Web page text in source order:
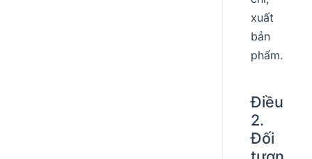
xuất
bản
phẩm.
Điều
2.
Đối